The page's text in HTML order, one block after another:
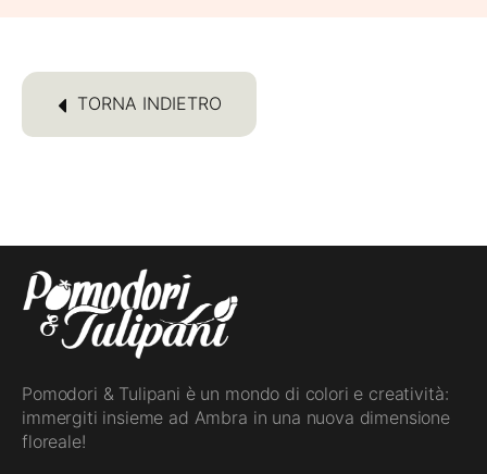
TORNA INDIETRO
Pomodori & Tulipani è un mondo di colori e creatività:
immergiti insieme ad Ambra in una nuova dimensione
floreale!